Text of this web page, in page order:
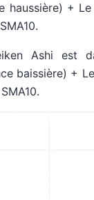
haussière) +
Ashi est
baissière) +